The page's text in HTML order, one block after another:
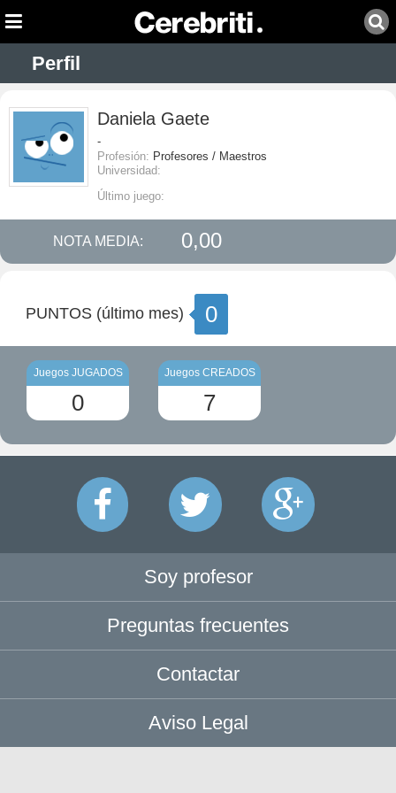
Perfil
Daniela Gaete
-
Profesión: Profesores / Maestros
Universidad:
Último juego:
NOTA MEDIA: 0,00
PUNTOS (último mes) 0
Juegos JUGADOS
0
Juegos CREADOS
7
Soy profesor
Preguntas frecuentes
Contactar
Aviso Legal